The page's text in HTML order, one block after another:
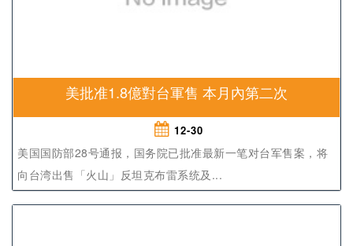
美批准1.8億對台軍售 本月內第二次
12-30
美国国防部28号通报，国务院已批准最新一笔对台军售案，将
向台湾出售「火山」反坦克布雷系统及...